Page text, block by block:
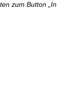
zum Button „In